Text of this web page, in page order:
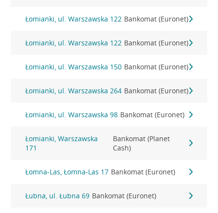
Łomianki, ul. Warszawska 122 Bankomat (Euronet)
Łomianki, ul. Warszawska 122 Bankomat (Euronet)
Łomianki, ul. Warszawska 150 Bankomat (Euronet)
Łomianki, ul. Warszawska 264 Bankomat (Euronet)
Łomianki, ul. Warszawska 98 Bankomat (Euronet)
Łomianki, Warszawska
171
Bankomat (Planet
Cash)
Łomna-Las, Łomna-Las 17 Bankomat (Euronet)
Łubna, ul. Łubna 69 Bankomat (Euronet)